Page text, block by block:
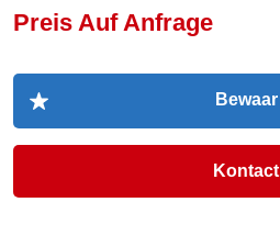
Preis Auf Anfrage
Kontact